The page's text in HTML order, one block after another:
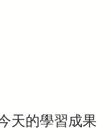
天的學習成果